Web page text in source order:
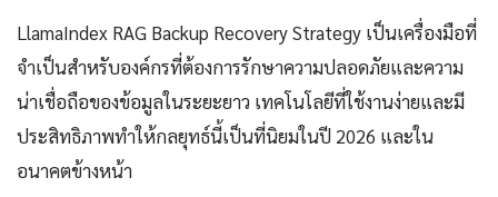
LlamaIndex RAG Backup Recovery Strategy เป็นเครื่องมือที่
จำเป็นสำหรับองค์กรที่ต้องการรักษาความปลอดภัยและความ
น่าเชื่อถือของข้อมูลในระยะยาว เทคโนโลยีที่ใช้งานง่ายและมี
ประสิทธิภาพทำให้กลยุทธ์นี้เป็นที่นิยมในปี 2026 และใน
อนาคตข้างหน้า